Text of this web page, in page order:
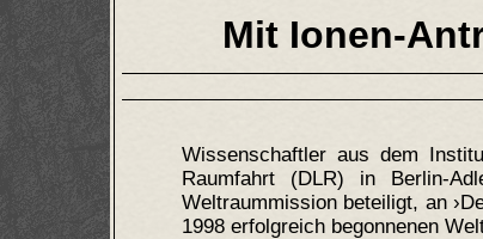
Mit Ionen-
Wissenschaftler aus dem
Raumfahrt (DLR) in Berlin-
Weltraummission beteiligt, an
1998 erfolgreich begonnenen